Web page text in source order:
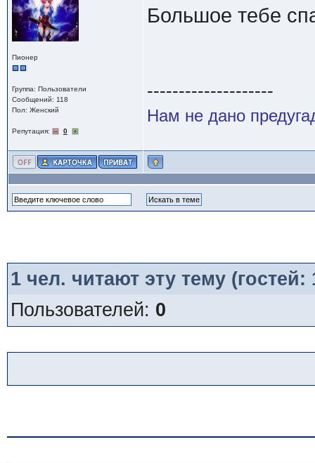
Пионер
Группа: Пользователи
Сообщений: 118
Пол: Женский
Репутация: 0
Большое тебе
--------------------
Нам не дано
1чел. читают эту тему
Пользователей: 0